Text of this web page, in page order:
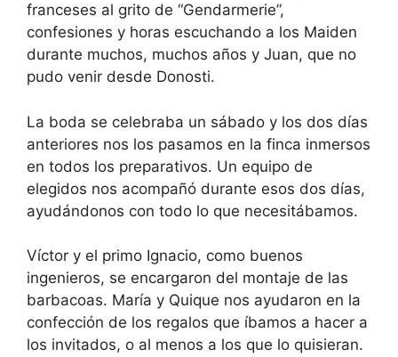
franceses al grito de “Gendarmerie”,
confesiones y horas escuchando a los Maiden
durante muchos, muchos años y Juan, que no
pudo venir desde Donosti.
La boda se celebraba un sábado y los dos días
anteriores nos los pasamos en la finca inmersos
en todos los preparativos. Un equipo de
elegidos nos acompañó durante esos dos días,
ayudándonos con todo lo que necesitábamos.
Víctor y el primo Ignacio, como buenos
ingenieros, se encargaron del montaje de las
barbacoas. María y Quique nos ayudaron en la
confección de los regalos que íbamos a hacer a
los invitados, o al menos a los que lo quisieran.